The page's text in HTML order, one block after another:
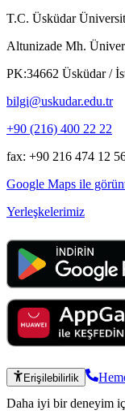
T.C. Üsküdar
Altunizade Mh.
PK:34662 Üsküdar /
bilgi@uskudar.edu.tr
+90 (216) 400 22 22
fax: +90 216 474 12
Google Maps ile
Yerleşkelerimiz
Erişilebilirlik
Daha iyi bir deneyim